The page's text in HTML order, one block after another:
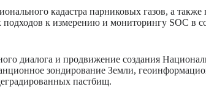
кадастра парниковых газов, а
к измерению и мониторингу SOC в
диалога и продвижение создания
зондирование Земли,
пастбищ.